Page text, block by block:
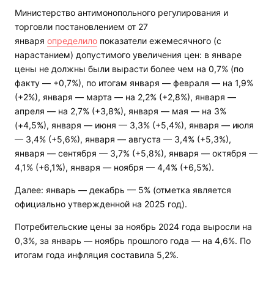
Министерство антимонопольного регулирования и
торговли постановлением от 27
января определило показатели ежемесячного (с
нарастанием) допустимого увеличения цен: в январе
цены не должны были вырасти более чем на 0,7% (по
факту — +0,7%), по итогам января — февраля — на 1,9%
(+2%), января — марта — на 2,2% (+2,8%), января —
апреля — на 2,7% (+3,8%), января — мая — на 3%
(+4,5%), января — июня — 3,3% (+5,4%), января — июля
— 3,4% (+5,6%), января — августа — 3,4% (+5,3%),
января — сентября — 3,7% (+5,8%), января — октября —
4,1% (+6,1%), января — ноября — 4,4% (+6,5%).
Далее: январь — декабрь — 5% (отметка является
официально утвержденной на 2025 год).
Потребительские цены за ноябрь 2024 года выросли на
0,3%, за январь — ноябрь прошлого года — на 4,6%. По
итогам года инфляция составила 5,2%.